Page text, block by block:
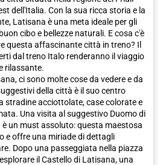
bellissima città e prenota il tuo
indimenticabile a Ferrara.
dell'Italia. Con la sua ricca storia e la
Latisana è una meta ideale per gli
cibo e bellezze naturali. E cosa c'è
questa affascinante città in treno? Il
dal treno Italo renderanno il viaggio
rilassante.
ci sono molte cose da vedere e da
della città è il suo centro
stradine acciottolate, case colorate e
Una visita al suggestivo Duomo di
un must assoluto: questa maestosa
e offre una miriade di dettagli
Dopo una passeggiata nella piazza
il Castello di Latisana, una